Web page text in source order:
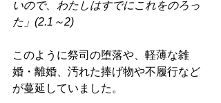
いので、わたしはすでにこれをのろっ
た」(2.1～2)
このように祭司の堕落や、軽薄な雑
婚・離婚、汚れた捧げ物や不履行など
が蔓延していました。